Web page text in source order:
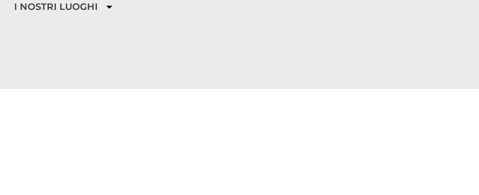
I NOSTRI LUOGHI